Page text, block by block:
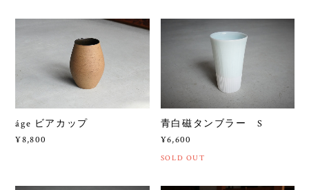
áge ビアカップ
¥8,800
青白磁タンブラー S
¥6,600
SOLD OUT